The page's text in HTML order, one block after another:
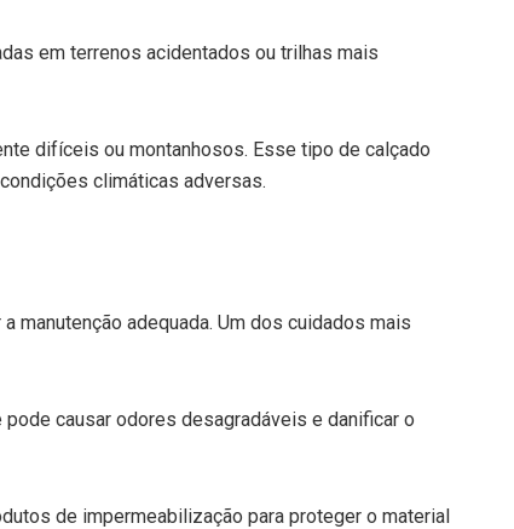
em terrenos acidentados ou trilhas mais
difíceis ou montanhosos. Esse tipo de calçado
climáticas adversas.
manutenção adequada. Um dos cuidados mais
causar odores desagradáveis e danificar o
de impermeabilização para proteger o material